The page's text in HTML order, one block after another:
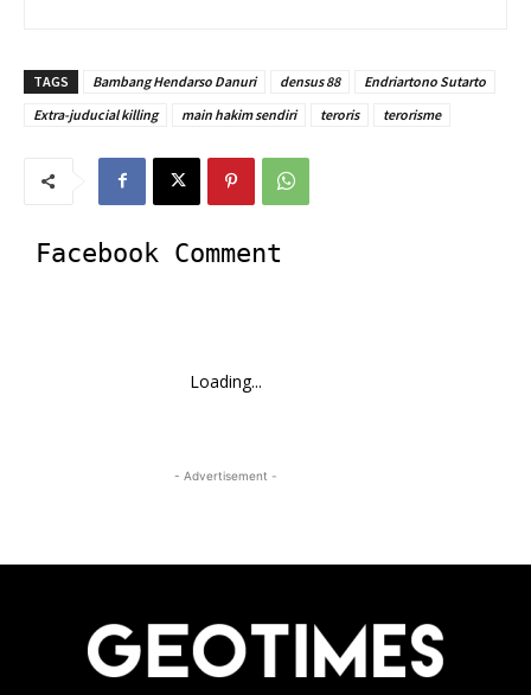
TAGS Bambang Hendarso Danuri densus 88
Endriartono Sutarto
Extra-juducial killing
main hakim sendiri teroris terorisme
Facebook Comment
Loading...
- Advertisement -